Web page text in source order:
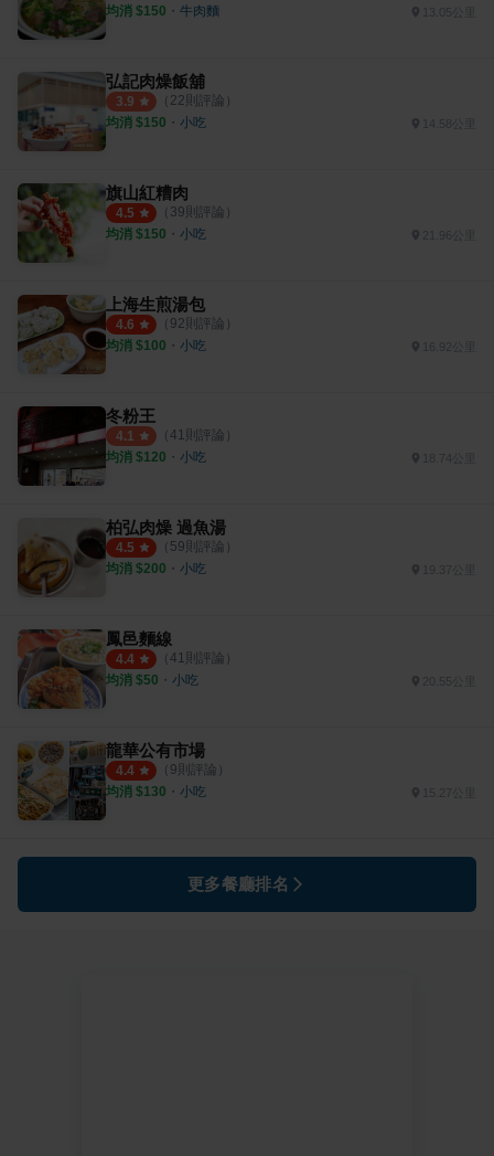
均消 $150 ・ 牛肉麵 13.05公里
弘記肉燥飯舖
3.9 （ 22則評論）
均消 $150 ・ 小吃 14.58公里
旗山紅糟肉
4.5 （ 39則評論）
均消 $150 ・ 小吃
上海生煎湯包
4.6 （ 92則評論）
均消 $100 ・ 小吃
冬粉王
4.1 （ 41則評論）
均消 $120 ・ 小吃 18.74公里
柏弘肉燥 過魚湯
4.5 （ 59則評論）
均消 $200 ・ 小吃
鳳邑麵線
4.4 （ 41則評論）
均消 $50 ・ 小吃 20.55公里
龍華公有市場
4.4 （ 9則評論）
均消 $130 ・ 小吃 15.27公里
更多餐廳排名